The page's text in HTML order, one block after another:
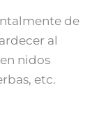
de
al
nidos
etc.